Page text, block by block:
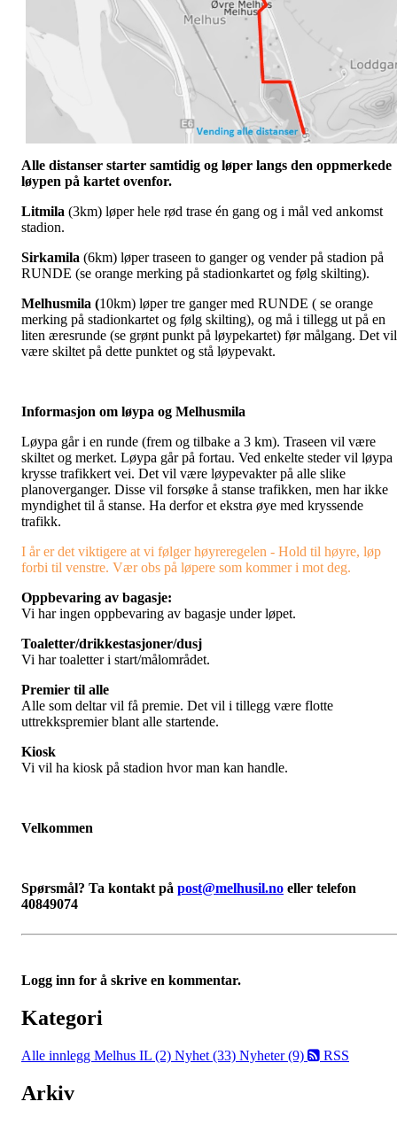
Alle distanser starter samtidig og løper langs den oppmerkede
løypen på kartet ovenfor.
Litmila (3km) løper hele rød trase én gang og i mål ved ankomst
stadion.
Sirkamila (6km) løper traseen to ganger og vender på stadion på
RUNDE (se orange merking på stadionkartet og følg skilting).
Melhusmila (10km) løper tre ganger med RUNDE ( se orange
merking på stadionkartet og følg skilting), og må i tillegg ut på en
liten æresrunde (se grønt punkt på løypekartet) før målgang. Det vil
være skiltet på dette punktet og stå løypevakt.
Informasjon om løypa og Melhusmila
Løypa går i en runde (frem og tilbake a 3 km). Traseen vil være
skiltet og merket. Løypa går på fortau. Ved enkelte steder vil løypa
krysse trafikkert vei. Det vil være løypevakter på alle slike
planoverganger. Disse vil forsøke å stanse trafikken, men har ikke
myndighet til å stanse. Ha derfor et ekstra øye med kryssende
trafikk.
I år er det viktigere at vi følger høyreregelen - Hold til høyre, løp
forbi til venstre. Vær obs på løpere som kommer i mot deg.
Oppbevaring av bagasje:
Vi har ingen oppbevaring av bagasje under løpet.
Toaletter/drikkestasjoner/dusj
Vi har toaletter i start/målområdet.
Premier til alle
Alle som deltar vil få premie. Det vil i tillegg være flotte
uttrekkspremier blant alle startende.
Kiosk
Vi vil ha kiosk på stadion hvor man kan handle.
Velkommen
Spørsmål? Ta kontakt på post@melhusil.no eller telefon
40849074
Logg inn for å skrive en kommentar.
Kategori
Alle innlegg Melhus IL (2) Nyhet (33) Nyheter (9) RSS
Arkiv